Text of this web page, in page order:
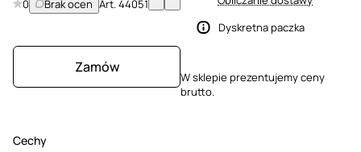
0 Brak ocen Art.44051
Zamów
Cechy
Dyskretna paczka
W sklepie prezentujemy ceny
brutto.